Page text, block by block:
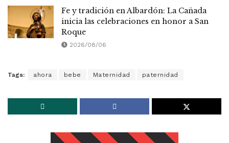
Fe y tradición en Albardón: La Cañada
inicia las celebraciones en honor a San
Roque
2026/08/06
Tags: ahora bebe Maternidad paternidad